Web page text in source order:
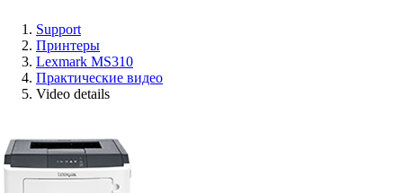
Support
Принтеры
Lexmark MS310
Практические видео
Video details